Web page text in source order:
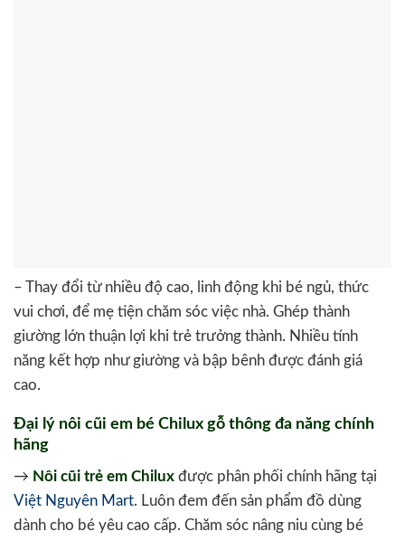
– Thay đổi từ nhiều độ cao, linh động khi bé ngủ, thức
vui chơi, để mẹ tiện chăm sóc việc nhà. Ghép thành
giường lớn thuận lợi khi trẻ trưởng thành. Nhiều tính
năng kết hợp như giường và bập bênh được đánh giá
cao.
Đại lý nôi cũi em bé Chilux gỗ thông đa năng chính
hãng
→ Nôi cũi trẻ em Chilux được phân phối chính hãng tại
Việt Nguyên Mart. Luôn đem đến sản phẩm đồ dùng
dành cho bé yêu cao cấp. Chăm sóc nâng niu cùng bé